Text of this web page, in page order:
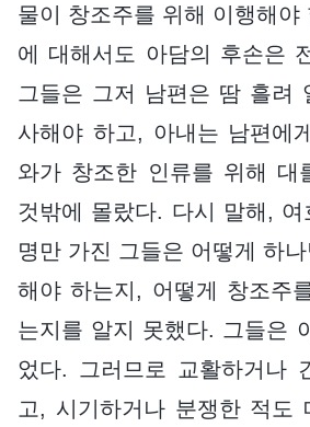
물이 창조주를 위해 이행해야
에 대해서도 아담의 후손은
그들은 그저 남편은 땀 흘려
사해야 하고, 아내는 남편에
와가 창조한 인류를 위해 대
것밖에 몰랐다. 다시 말해, 여
명만 가진 그들은 어떻게 하
해야 하는지, 어떻게 창조주
는지를 알지 못했다. 그들은
었다. 그러므로 교활하거나
고, 시기하거나 분쟁한 적도